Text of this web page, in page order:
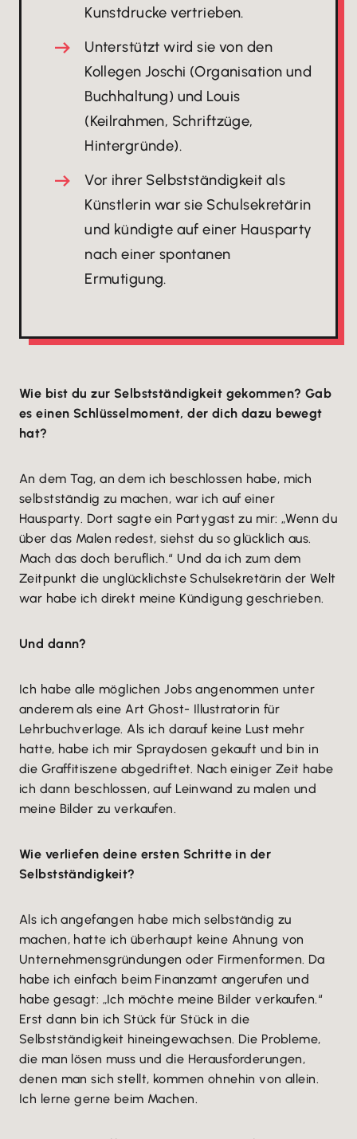
Kunstdrucke vertrieben.
Unterstützt wird sie von den
Kollegen Joschi (Organisation und
Buchhaltung) und Louis
(Keilrahmen, Schriftzüge,
Hintergründe).
Vor ihrer Selbstständigkeit als
Künstlerin war sie Schulsekretärin
und kündigte auf einer Hausparty
nach einer spontanen
Ermutigung.
Wie bist du zur Selbstständigkeit gekommen? Gab
es einen Schlüsselmoment, der dich dazu bewegt
hat?
An dem Tag, an dem ich beschlossen habe, mich
selbstständig zu machen, war ich auf einer
Hausparty. Dort sagte ein Partygast zu mir: „Wenn du
über das Malen redest, siehst du so glücklich aus.
Mach das doch beruflich.“ Und da ich zum dem
Zeitpunkt die unglücklichste Schulsekretärin der Welt
war habe ich direkt meine Kündigung geschrieben.
Und dann?
Ich habe alle möglichen Jobs angenommen unter
anderem als eine Art Ghost- Illustratorin für
Lehrbuchverlage. Als ich darauf keine Lust mehr
hatte, habe ich mir Spraydosen gekauft und bin in
die Graffitiszene abgedriftet. Nach einiger Zeit habe
ich dann beschlossen, auf Leinwand zu malen und
meine Bilder zu verkaufen.
Wie verliefen deine ersten Schritte in der
Selbstständigkeit?
Als ich angefangen habe mich selbständig zu
machen, hatte ich überhaupt keine Ahnung von
Unternehmensgründungen oder Firmenformen. Da
habe ich einfach beim Finanzamt angerufen und
habe gesagt: „Ich möchte meine Bilder verkaufen.“
Erst dann bin ich Stück für Stück in die
Selbstständigkeit hineingewachsen. Die Probleme,
die man lösen muss und die Herausforderungen,
denen man sich stellt, kommen ohnehin von allein.
Ich lerne gerne beim Machen.